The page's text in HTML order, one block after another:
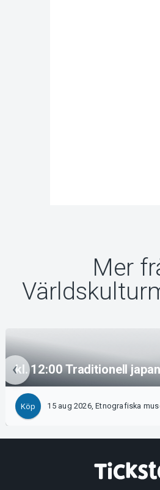
Mer
kl. 12:00 Traditionell
Köp 15 aug 2026, Etnografiska